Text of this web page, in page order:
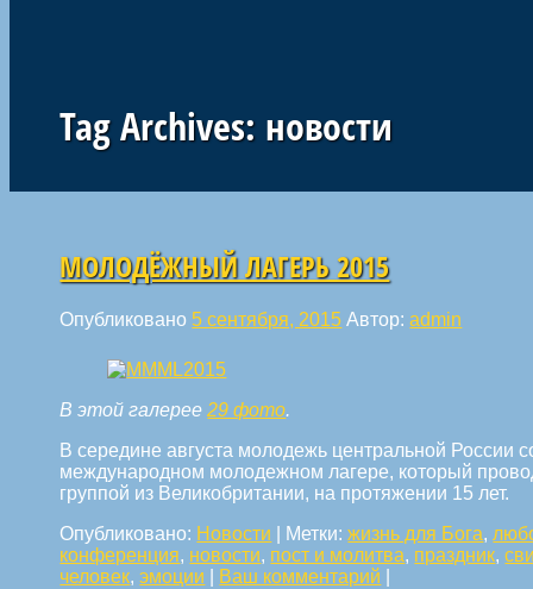
Tag Archives: новости
Навигация по статьям
МОЛОДЁЖНЫЙ ЛАГЕРЬ 2015
Опубликовано5 сентября, 2015 Автор:admin
В этой галерее29 фото.
В середине августа молодежь центральной России
международном молодежном лагере, который
группой из Великобритании, на протяжении 15 лет.
Опубликовано: Новости Метки:жизнь для Бога,
конференция, новости, пост и молитва, праздник,
человек,эмоции Ваш комментарий